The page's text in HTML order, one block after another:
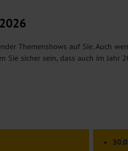
Themenshows auf Sie. Auch
sicher sein, dass auch im Jahr